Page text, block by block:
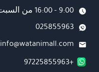
9:00 - 16:00 من السبت للخميس
025855963
info@watanimall.com
+97225855963